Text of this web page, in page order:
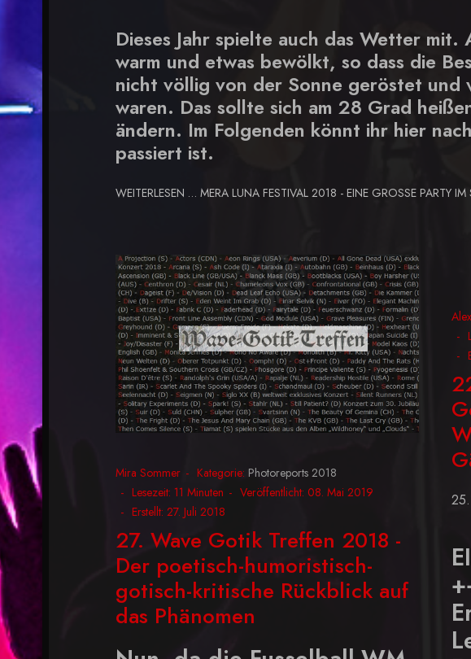
Dieses Jahr spielte auch das Wetter mit.
warm und etwas bewölkt, so dass die
nicht völlig von der Sonne geröstet und
waren. Das sollte sich am 28 Grad
ändern. Im Folgenden könnt ihr hier
passiert ist.
WEITERLESEN … MERA LUNA FESTIVAL 2018 - EINE GROSSE PARTY
Mira Sommer Kategorie: Photoreports 2018
Lesezeit: 11 Minuten
Veröffentlicht: 08. Mai 2019
Erstellt: 27. Juli 2018
27. Wave Gotik Treffen 2018 -
Der poetisch-humoristisch-
gotisch-kritische Rückblick auf
das Phänomen